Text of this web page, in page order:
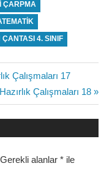
ÇARPMA
ÇANTASI 4. SINIF
Çalışmaları 17
Çalışmaları 18
Gerekli alanlar *ile